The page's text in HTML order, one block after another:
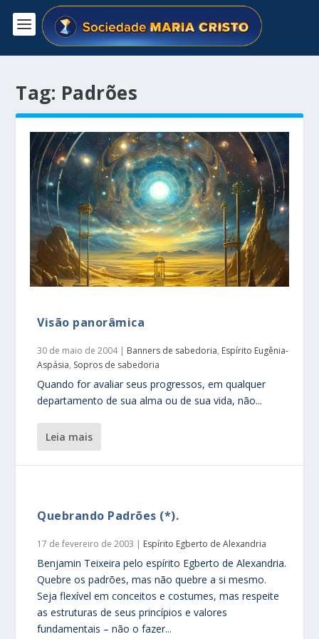
Tag: Padrões
Visão panorâmica
30 de maio de 2004| Banners de sabedoria, Espírito Eugênia-
Aspásia, Sopros de sabedoria
Quando for avaliar seus progressos, em qualquer
departamento de sua alma ou de sua vida, não...
leia mais
Quebrando Padrões (*).
17 de fevereiro de 2003 | Espírito Egberto de Alexandria
Benjamin Teixeira pelo espírito Egberto de Alexandria.
Quebre os padrões, mas não quebre a si mesmo.
Seja flexível em conceitos e costumes, mas respeite
as estruturas de seus princípios e valores
fundamentais – não o fazer...